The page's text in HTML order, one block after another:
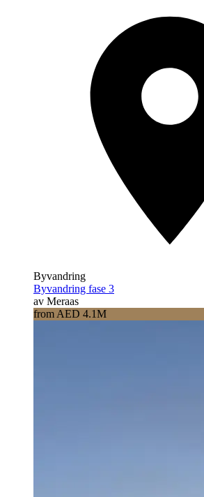
Byvandring
Byvandring fase 3
av Meraas
from AED 4.1M